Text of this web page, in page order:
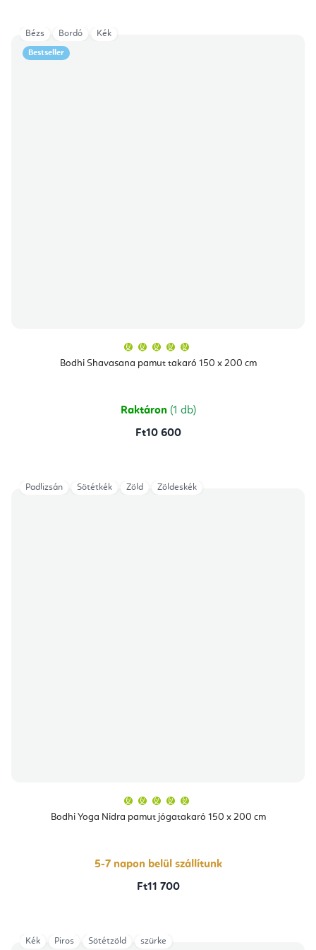
Bestseller
Bodhi Shavasana pamut takaró 150 x 200 cm
átlagos
értékelése
csillag.
Raktáron (1 db)
Ft10 600
Bézs Bordó Kék
Bodhi Yoga Nidra pamut jógatakaró 150 x 200 cm
átlagos
értékelése
csillag.
5-7 napon belül szállítunk
Ft11 700
Padlizsán Sötétkék Zöld Zöldeskék
Kék Piros Sötétzöld szürke